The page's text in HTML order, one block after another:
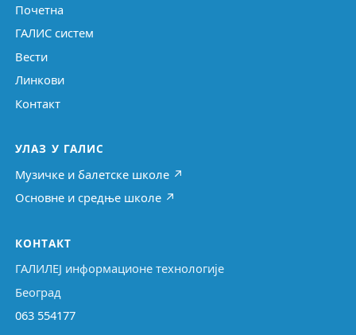
Почетна
ГАЛИС систем
Вести
Линкови
Контакт
УЛАЗ У ГАЛИС
Музичке и балетске школе ↗
Основне и средње школе ↗
КОНТАКТ
ГАЛИЛЕЈ информационе технологије
Београд
063 554177